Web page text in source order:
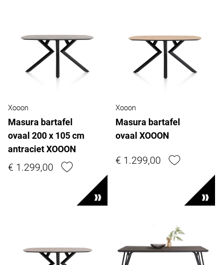
Xooon
Masura bartafel
ovaal 200 x 105 cm
antraciet XOOON
€ 1.299,00
Xooon
Masura bartafel
ovaal XOOON
€ 1.299,00